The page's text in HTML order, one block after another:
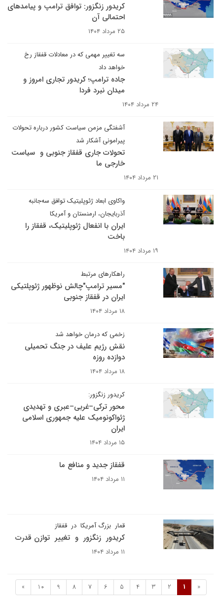
کریدور زنگزور: توافق ترامپ و پیامدهای
احتمالی آن
۲۵ مرداد ۱۴۰۴
سه تغییر مهمی که در معادلات قفقاز رخ
خواهد داد
جاده ترامپ؛ کریدور تجاری امروز و
میدان نبرد فردا
۲۴ مرداد ۱۴۰۴
آشفتگی مزمن سیاست کشور در‌باره تحولات
پیرامونی آشکار شد
تحولات جاری قفقاز جنوبی و ‌ سیاست
خارجی ‌ما
۲۱ مرداد ۱۴۰۴
واکاوی ابعاد ژئوپلیتیک توافق سه‌جانبه
آذربایجان، ارمنستان و آمریکا
ایران با انفعال ژئوپلیتیک، قفقاز را
باخت
۱۹ مرداد ۱۴۰۴
راهکارهای مرتبط
"مسیر ترامپ"چالش نوظهور ژئوپلتیکی
ایران در قفقاز جنوبی
۱۸ مرداد ۱۴۰۴
زخمی که درمان خواهد شد
نقش رژیم علیف در جنگ تحمیلی
دوازده روزه
۱۸ مرداد ۱۴۰۴
کریدور زنگزور:
محور ترکی–غربی–عبری و تهدیدی
ژئواکونومیک علیه جمهوری اسلامی
ایران
۱۵ مرداد ۱۴۰۴
قفقاز جدید و منافع ما
۱۱ مرداد ۱۴۰۴
قمار بزرگ آمریکا در قفقاز
کریدور زنگزور و تغییر توازن قدرت
۱۱ مرداد ۱۴۰۴
«
1
2
3
4
5
6
7
8
9
10
»